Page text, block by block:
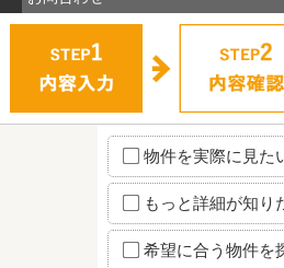
物件を実際に見た
もっと詳細が知り
希望に合う物件を